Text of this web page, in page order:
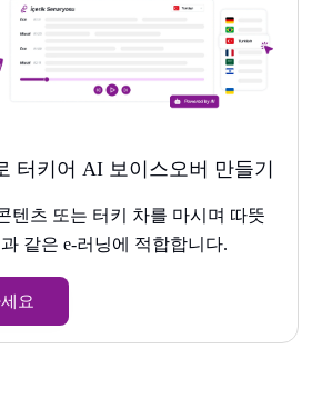
터키어 AI 보이스오버 만들기
텐츠 또는 터키 차를 마시며 따뜻
같은 e-러닝에 적합합니다.
요